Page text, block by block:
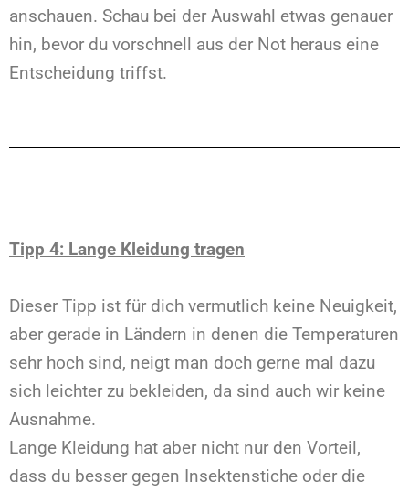
anschauen. Schau bei der Auswahl etwas genauer
hin, bevor du vorschnell aus der Not heraus eine
Entscheidung triffst.
Tipp 4: Lange Kleidung tragen
Dieser Tipp ist für dich vermutlich keine Neuigkeit,
aber gerade in Ländern in denen die Temperaturen
sehr hoch sind, neigt man doch gerne mal dazu
sich leichter zu bekleiden, da sind auch wir keine
Ausnahme.
Lange Kleidung hat aber nicht nur den Vorteil,
dass du besser gegen Insektenstiche oder die